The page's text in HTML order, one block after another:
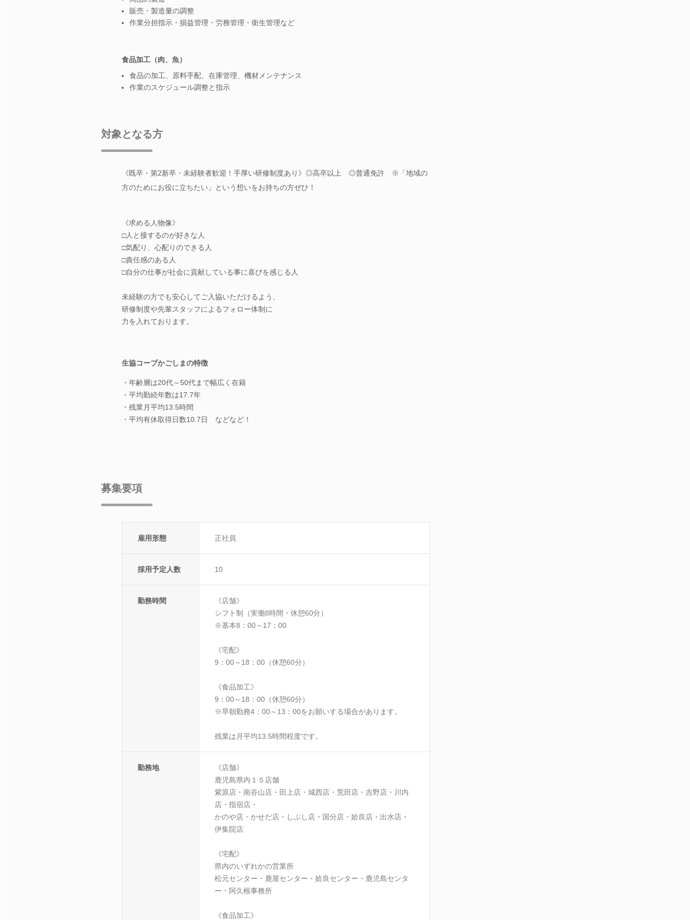
販売・製造量の調整
作業分担指示・損益管理・労務管理・衛生管理など
食品加工（肉、魚）
食品の加工、原料手配、在庫管理、機材メンテナンス
作業のスケジュール調整と指示
対象となる方
《既卒・第2新卒・未経験者歓迎！手厚い研修制度あり》◎高卒以上 ◎普通免許 ※「地域の
方のためにお役に立ちたい」という想いをお持ちの方ぜひ！
《求める人物像》
□人と接するのが好きな人
□気配り、心配りのできる人
□責任感のある人
□自分の仕事が社会に貢献している事に喜びを感じる人
未経験の方でも安心してご入協いただけるよう、
研修制度や先輩スタッフによるフォロー体制に
力を入れております。
生協コープかごしまの特徴
・年齢層は20代～50代まで幅広く在籍
・平均勤続年数は17.7年
・残業月平均13.5時間
・平均有休取得日数10.7日 などなど！
募集要項
雇用形態 正社員
採用予定人数 10
勤務時間
《店舗》
シフト制（実働8時間・休憩60分）
※基本8：00～17：00
《宅配》
9：00～18：00（休憩60分）
《食品加工》
9：00～18：00（休憩60分）
※早朝勤務4：00～13：00をお願いする場合があります。
残業は月平均13.5時間程度です。
勤務地
《店舗》
鹿児島県内１５店舗
紫原店・南谷山店・田上店・城西店・荒田店・吉野店・川内
店・指宿店・
かのや店・かせだ店・しぶし店・国分店・姶良店・出水店・
伊集院店
《宅配》
県内のいずれかの営業所
松元センター・鹿屋センター・姶良センター・鹿児島センタ
ー・阿久根事務所
《食品加工》